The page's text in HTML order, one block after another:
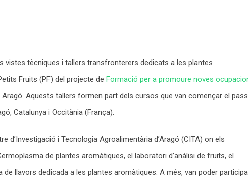
vistes tècniques i tallers transfronterers dedicats a les plantes
Fruits (PF) del projecte de Formació per a promoure noves
Aragó. Aquests tallers formen part dels cursos que van començar el
Catalunya i Occitània (França).
d’Investigació i Tecnologia Agroalimentària d’Aragó (CITA) on els
de plantes aromàtiques, el laboratori d’anàlisi de fruits, el
de llavors dedicada a les plantes aromàtiques. A més, van poder